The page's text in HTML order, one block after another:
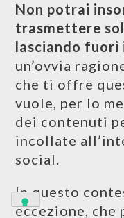
Non potrai
trasmettere
lasciando fuori
un’ovvia
che ti offre
vuole, per lo
dei contenuti
incollate
social.
In questo
eccezione, che